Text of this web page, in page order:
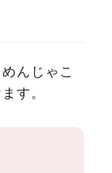
んじゃこ
す。